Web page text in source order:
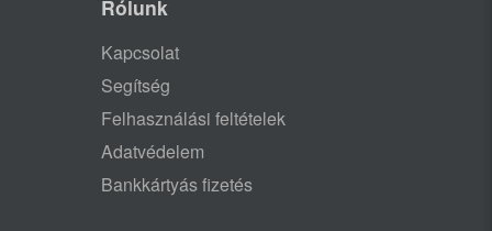
Rólunk
Kapcsolat
Segítség
Felhasználási feltételek
Adatvédelem
Bankkártyás fizetés